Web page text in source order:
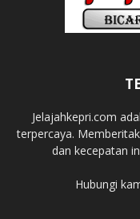
Jelajahkepri.com
terpercaya.
dan kecepatan
Hubungi